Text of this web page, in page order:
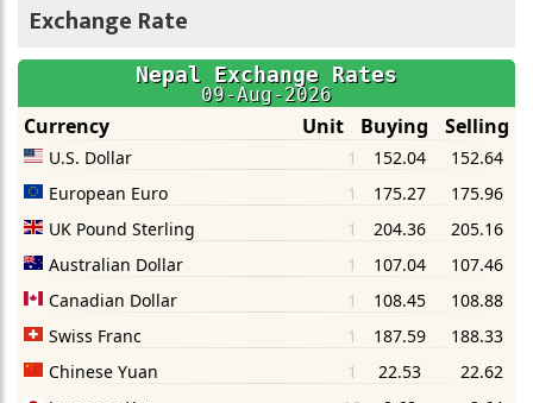
Exchange Rate